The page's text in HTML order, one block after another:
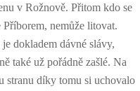
v Rožnově. Přitom kdo se
Příborem, nemůže litovat.
dokladem dávné slávy,
také už pořádně zašlé. Na
stranu díky tomu si uchovalo